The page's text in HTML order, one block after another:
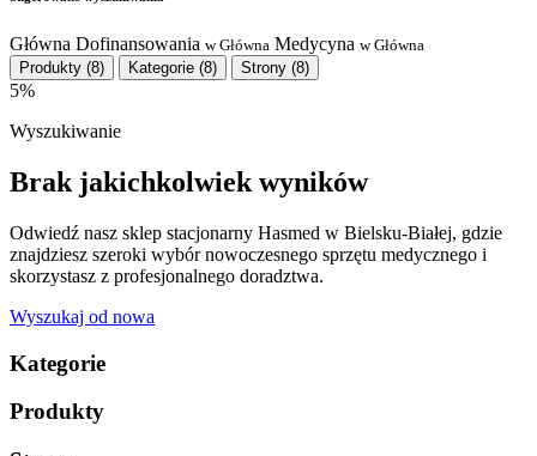
Główna Dofinansowania w Główna Medycyna w Główna
Produkty (8) Kategorie (8) Strony (8)
5%
Wyszukiwanie
Brak jakichkolwiek wyników
Odwiedź nasz sklep stacjonarny Hasmed w Bielsku-Białej, gdzie
znajdziesz szeroki wybór nowoczesnego sprzętu medycznego i
skorzystasz z profesjonalnego doradztwa.
Wyszukaj od nowa
Kategorie
Produkty